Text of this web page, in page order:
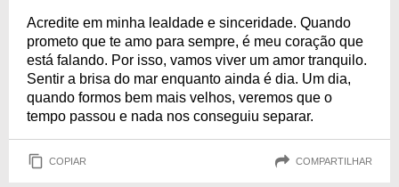
Acredite em minha lealdade e sinceridade. Quando
prometo que te amo para sempre, é meu coração que
está falando. Por isso, vamos viver um amor tranquilo.
Sentir a brisa do mar enquanto ainda é dia. Um dia,
quando formos bem mais velhos, veremos que o
tempo passou e nada nos conseguiu separar.
COPIAR COMPARTILHAR